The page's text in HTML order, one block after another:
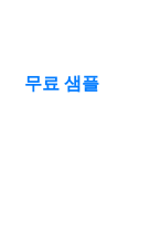
무료 샘플